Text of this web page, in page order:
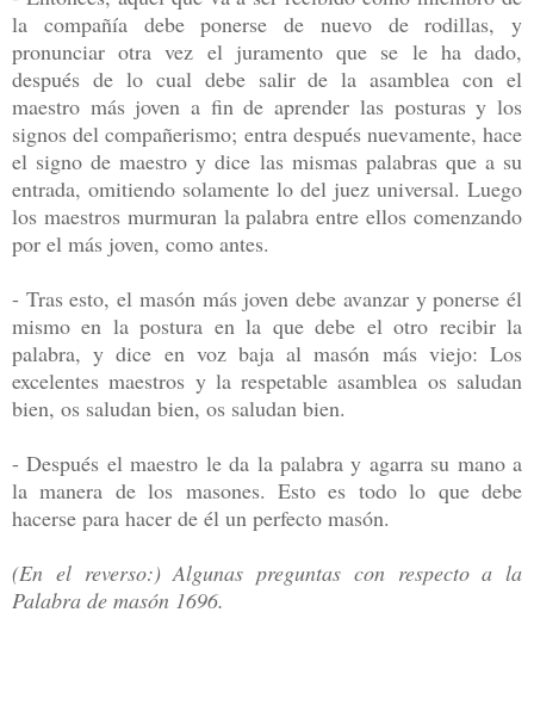
la compañía debe ponerse de nuevo de rodillas, y
pronunciar otra vez el juramento que se le ha dado,
después de lo cual debe salir de la asamblea con el
maestro más joven a fin de aprender las posturas y los
signos del compañerismo; entra después nuevamente, hace
el signo de maestro y dice las mismas palabras que a su
entrada, omitiendo solamente lo del juez universal. Luego
los maestros murmuran la palabra entre ellos comenzando
por el más joven, como antes.
- Tras esto, el masón más joven debe avanzar y ponerse él
mismo en la postura en la que debe el otro recibir la
palabra, y dice en voz baja al masón más viejo: Los
excelentes maestros y la respetable asamblea os saludan
bien, os saludan bien, os saludan bien.
- Después el maestro le da la palabra y agarra su mano a
la manera de los masones. Esto es todo lo que debe
hacerse para hacer de él un perfecto masón.
(En el reverso:) Algunas preguntas con respecto a la
Palabra de masón 1696.